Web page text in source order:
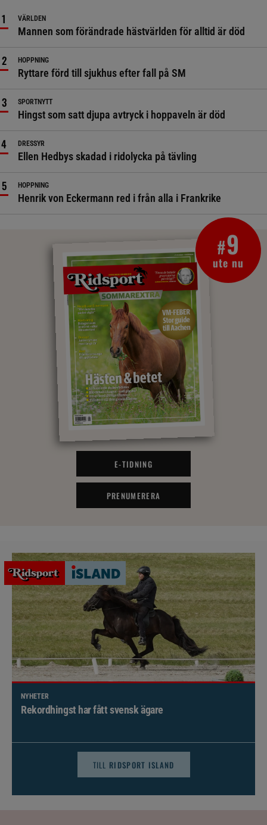
VÄRLDEN
Mannen som förändrade hästvärlden för alltid är död
HOPPNING
Ryttare förd till sjukhus efter fall på SM
SPORTNYTT
Hingst som satt djupa avtryck i hoppaveln är död
DRESSYR
Ellen Hedbys skadad i ridolycka på tävling
HOPPNING
Henrik von Eckermann red i från alla i Frankrike
#9
ute nu
E-TIDNING
PRENUMERERA
NYHETER
Brett politiskt stöd för förändringar i djursjukvården –
TILL RIDSPORT ISLAND